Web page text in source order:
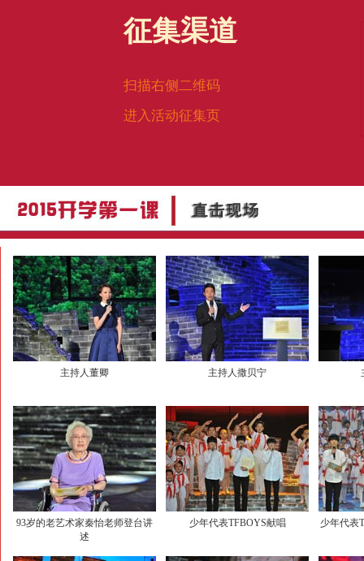
征集渠道
扫描右侧二维码
进入活动征集页
主持人董卿 主持人撒贝宁
93岁的老艺术家秦怡老师登台讲
述
少年代表TFBOYS献唱 少年代表